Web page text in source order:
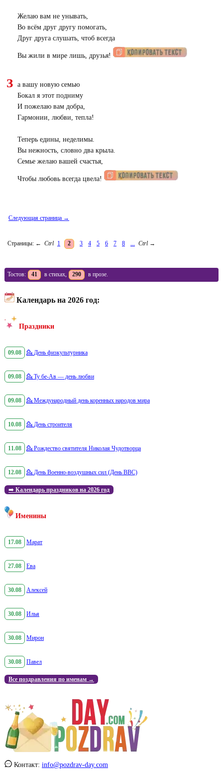
Желаю вам не унывать,
Во всём друг другу помогать,
Друг друга слушать, чтоб всегда
Вы жили в мире лишь, друзья!
З
а вашу новую семью
Бокал я этот подниму
И пожелаю вам добра,
Гармонии, любви, тепла!
Теперь едины, неделимы.
Вы нежность, словно два крыла.
Семье желаю вашей счастья,
Чтобы любовь всегда цвела!
Следующая страница →
Страницы: ← Ctrl 1 2 3 4 5 6 7 8 Ctrl →
Тостов: 41 в стихах, 290 в прозе.
Календарь на 2026 год:
Праздники
09.08 💁 День физкультурника
09.08 💁 Ту бе-Ав — день любви
09.08 💁 Международный день коренных народов мира
10.08 💁 День строителя
11.08 💁 Рождество святителя Николая Чудотворца
12.08 💁 День Военно-воздушных сил (День ВВС)
➡️ Календарь праздников на 2026 год
Именины
17.08 Марат
27.08 Ева
30.08 Алексей
30.08 Илья
30.08 Мирон
30.08 Павел
Все поздравления по именам →
Контакт: info@pozdrav-day.com